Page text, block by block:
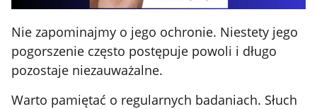
Nie zapominajmy o jego ochronie. Niestety jego
pogorszenie często postępuje powoli i długo
pozostaje niezauważalne.
Warto pamiętać o regularnych badaniach. Słuch